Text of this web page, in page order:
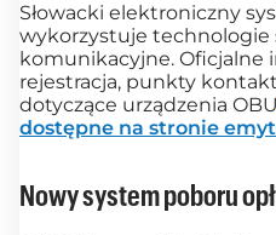
Słowacki elektroniczny
wykorzystuje technologie
komunikacyjne. Oficjalne
rejestracja, punkty
dotyczące urządzenia OBU
dostępne na stronie
Nowy system poboru